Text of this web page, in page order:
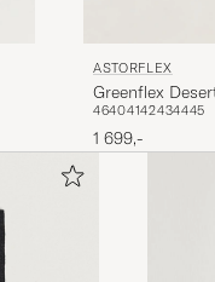
ASTORFLEX
Greenflex
46404142434445
1 699,-